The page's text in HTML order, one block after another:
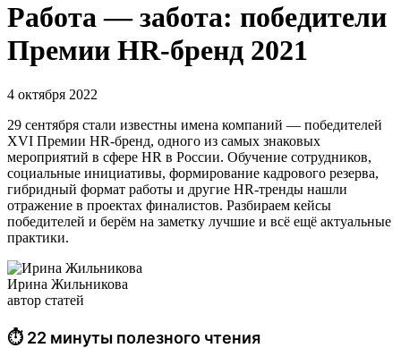
Работа — забота: победители
Премии HR-бренд 2021
4 октября 2022
29 сентября стали известны имена компаний — победителей
XVI Премии HR-бренд, одного из самых знаковых
мероприятий в сфере HR в России. Обучение сотрудников,
социальные инициативы, формирование кадрового резерва,
гибридный формат работы и другие HR-тренды нашли
отражение в проектах финалистов. Разбираем кейсы
победителей и берём на заметку лучшие и всё ещё актуальные
практики.
Ирина Жильникова
автор статей
⏱ 22 минуты полезного чтения